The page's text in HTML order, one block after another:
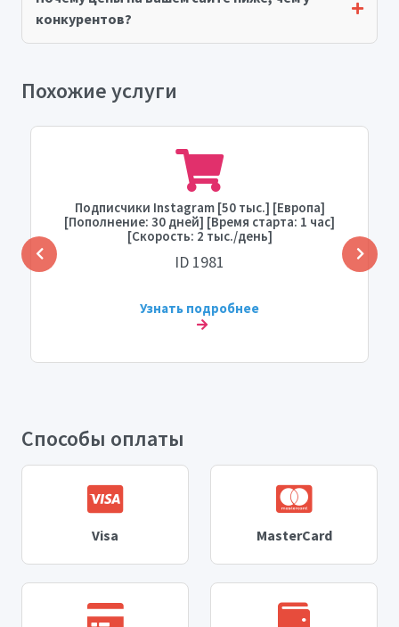
конкурентов?
Похожие услуги
Подписчики Instagram [50 тыс.] [Европа]
[Пополнение: 30 дней] [Время старта: 1 час]
[Скорость: 2 тыс./день]
ID 1981
Узнать подробнее
Способы оплаты
Visa MasterCard